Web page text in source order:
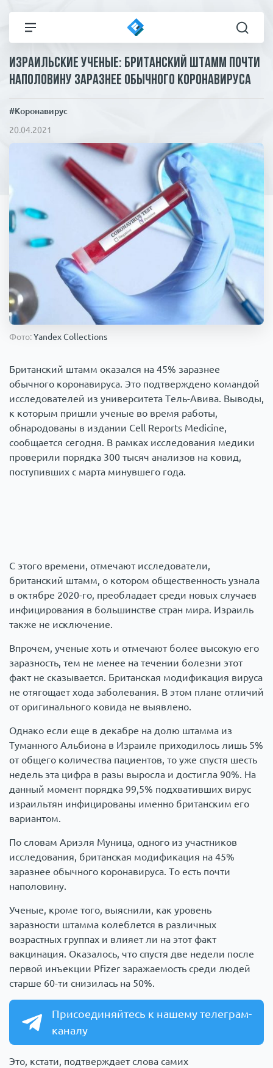
Все новости
Экономика
Коронавирус
Происшествия
Армия
Технологии
Пресса
Статьи
ЧП И КРИМИНАЛ
1000 мелочей
Израильские ученые: британский штамм почти
наполовину заразнее обычного коронавируса
#Коронавирус
20.04.2021
Фото:Yandex Collections
Британский штамм оказался на 45% заразнее
обычного коронавируса. Это подтверждено командой
исследователей из университета Тель-Авива. Выводы,
к которым пришли ученые во время работы,
обнародованы в издании Cell Reports Medicine,
сообщается сегодня. В рамках исследования медики
проверили порядка 300 тысяч анализов на ковид,
поступивших с марта минувшего года.
С этого времени, отмечают исследователи,
британский штамм, о котором общественность узнала
в октябре 2020-го, преобладает среди новых случаев
инфицирования в большинстве стран мира. Израиль
также не исключение.
Впрочем, ученые хоть и отмечают более высокую его
заразность, тем не менее на течении болезни этот
факт не сказывается. Британская модификация вируса
не отягощает хода заболевания. В этом плане отличий
от оригинального ковида не выявлено.
Однако если еще в декабре на долю штамма из
Туманного Альбиона в Израиле приходилось лишь 5%
от общего количества пациентов, то уже спустя шесть
недель эта цифра в разы выросла и достигла 90%. На
данный момент порядка 99,5% подхвативших вирус
израильтян инфицированы именно британским его
вариантом.
По словам Ариэля Муница, одного из участников
исследования, британская модификация на 45%
заразнее обычного коронавируса. То есть почти
наполовину.
Ученые, кроме того, выяснили, как уровень
заразности штамма колеблется в различных
возрастных группах и влияет ли на этот факт
вакцинация. Оказалось, что спустя две недели после
первой инъекции Pfizer заражаемость среди людей
старше 60-ти снизилась на 50%.
Присоединяйтесь к нашему телеграм-
каналу
Это, кстати, подтверждает слова самих